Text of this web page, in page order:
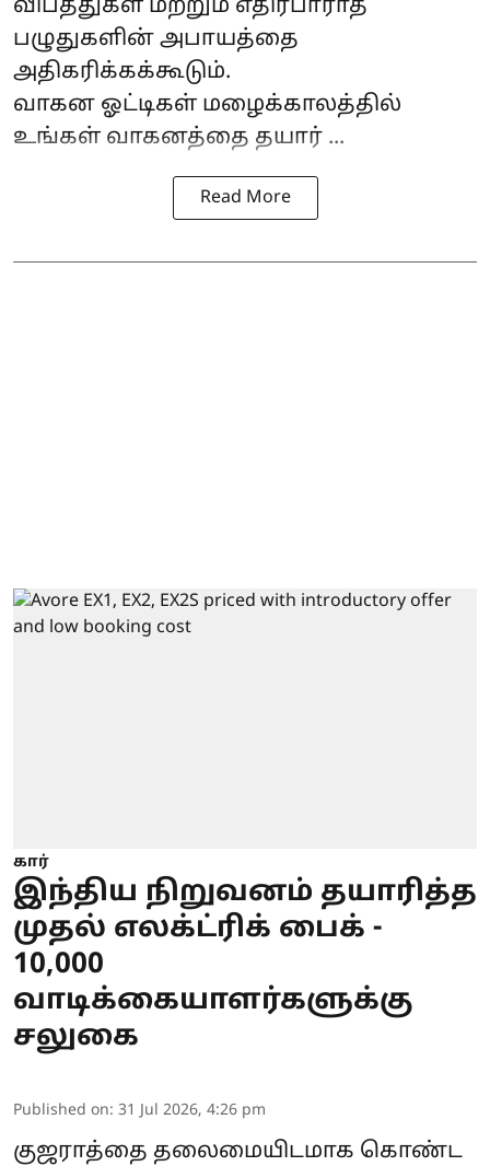
விபத்துகள் மற்றும் எதிர்பாராத
பழுதுகளின் அபாயத்தை
அதிகரிக்கக்கூடும்.
வாகன ஓட்டிகள் மழைக்காலத்தில்
உங்கள் வாகனத்தை தயார் ...
Read More
கார்
இந்திய நிறுவனம் தயாரித்த
முதல் எலக்ட்ரிக் பைக் -
10,000
வாடிக்கையாளர்களுக்கு
சலுகை
Published on: 31 Jul 2026, 4:26 pm
குஜராத்தை தலைமையிடமாக கொண்ட